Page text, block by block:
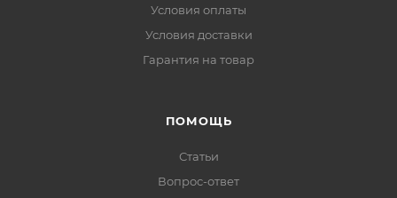
Условия оплаты
Условия доставки
Гарантия на товар
ПОМОЩЬ
Статьи
Вопрос-ответ